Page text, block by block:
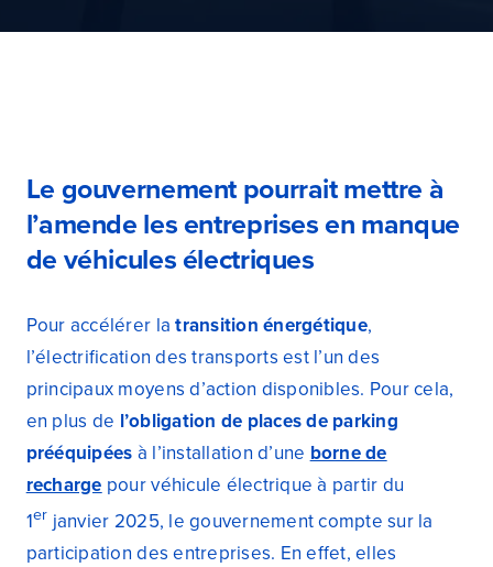
Le gouvernement pourrait mettre à
l’amende les entreprises en manque
de véhicules électriques
Pour accélérer latransition énergétique,
l’électrification des transports est l’un des
principaux moyens d’action disponibles. Pour cela,
en plus de l’obligation de places de parking
prééquipées à l’installation d’une borne de
recharge pour véhicule électrique à partir du
1er janvier 2025, le gouvernement compte sur la
participation des entreprises. En effet, elles